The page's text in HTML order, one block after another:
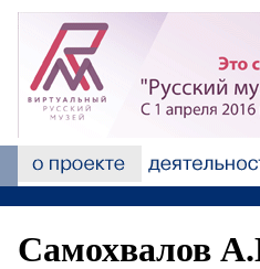
Самохвалов